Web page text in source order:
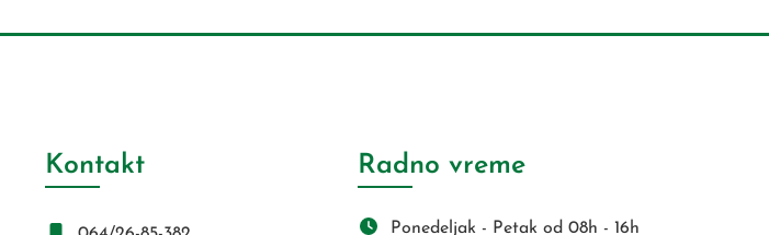
Kontakt Radno vreme
Ponedeljak - Petak od 08h - 16h